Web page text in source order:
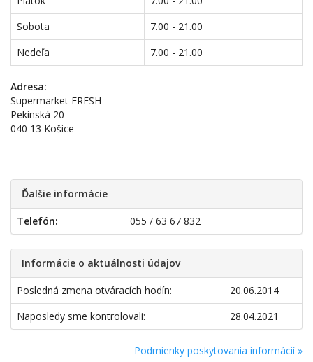
Sobota
7.00 - 21.00
Nedeľa
7.00 - 21.00
Adresa:
Supermarket FRESH
Pekinská 20
040 13 Košice
Ďalšie informácie
Telefón: 055 / 63 67 832
Informácie o aktuálnosti údajov
Posledná zmena otváracích hodín:
20.06.2014
Naposledy sme kontrolovali:
28.04.2021
Podmienky poskytovania informácií »